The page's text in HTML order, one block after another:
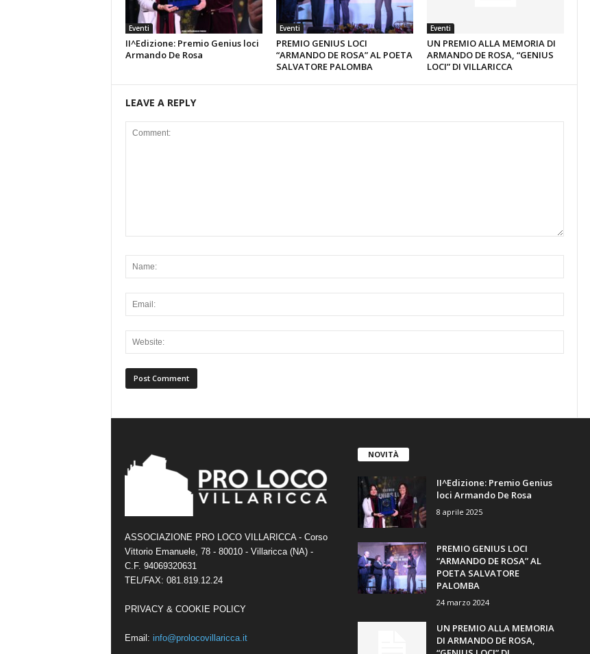
Eventi
II^Edizione: Premio Genius loci
Armando De Rosa
Eventi
PREMIO GENIUS LOCI
“ARMANDO DE ROSA” AL POETA
SALVATORE PALOMBA
Eventi
UN PREMIO ALLA MEMORIA DI
ARMANDO DE ROSA, “GENIUS
LOCI” DI VILLARICCA
LEAVE A REPLY
ASSOCIAZIONE PRO LOCO VILLARICCA - Corso
Vittorio Emanuele, 78 - 80010 - Villaricca (NA) -
C.F. 94069320631
TEL/FAX: 081.819.12.24
PRIVACY & COOKIE POLICY
Email: info@prolocovillaricca.it
NOVITÀ
II^Edizione: Premio Genius
loci Armando De Rosa
8 aprile 2025
PREMIO GENIUS LOCI
“ARMANDO DE ROSA” AL
POETA SALVATORE
PALOMBA
24 marzo 2024
UN PREMIO ALLA MEMORIA
DI ARMANDO DE ROSA,